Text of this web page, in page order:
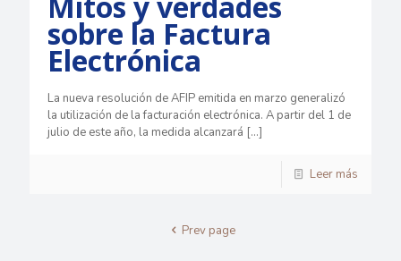
sobre la Factura
Electrónica
La nueva resolución de AFIP emitida en marzo generalizó
la utilización de la facturación electrónica. A partir del 1 de
julio de este año, la medida alcanzará […]
Leer más
Prev page